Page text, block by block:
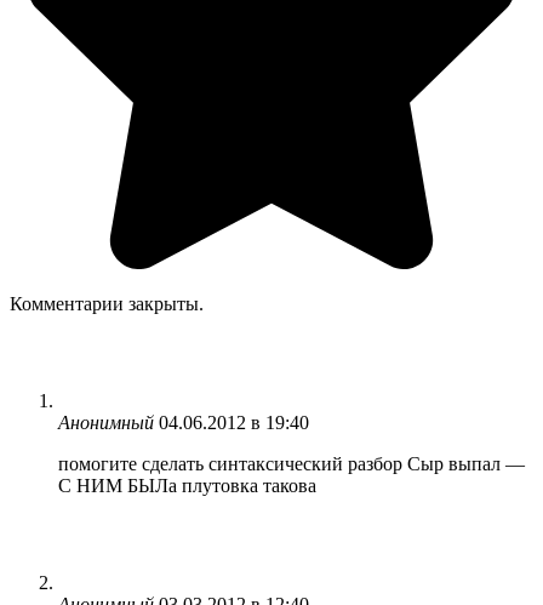
Комментарии закрыты.
Анонимный 04.06.2012 в 19:40
помогите сделать синтаксический разбор Сыр выпал —
С НИМ БЫЛа плутовка такова